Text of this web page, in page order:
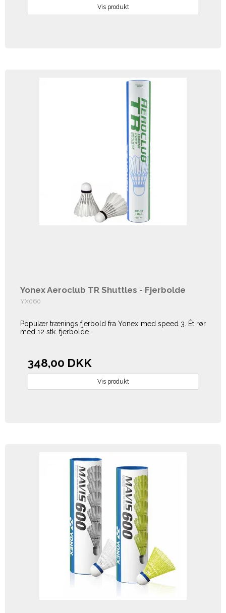
Vis produkt
Yonex Aeroclub TR Shuttles - Fjerbolde
YX060
Populær trænings fjerbold fra Yonex med speed 3. Ét rør
med 12 stk. fjerbolde.
348,00 DKK
Vis produkt